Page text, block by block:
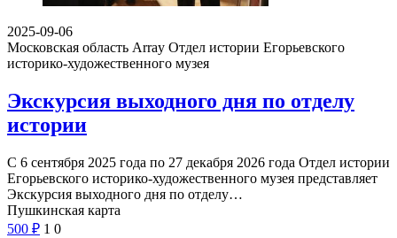
2025-09-06
Московская область Array Отдел истории Егорьевского
историко-художественного музея
Экскурсия выходного дня по отделу
истории
С 6 сентября 2025 года по 27 декабря 2026 года Отдел истории
Егорьевского историко-художественного музея представляет
Экскурсия выходного дня по отделу…
Пушкинская карта
500 ₽ 1 0